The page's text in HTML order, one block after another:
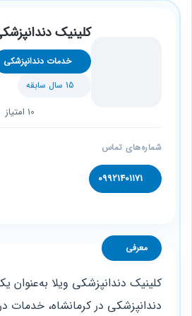
کلینیک
خدمات دندانپزشکی
15 سال سابقه
10 امتیاز
شماره‌های تماس
09921401171
معرفی
کلینیک دندانپزشکی ویلا به‌عنوان
دندانپزشکی در کرمانشاه، خدمات